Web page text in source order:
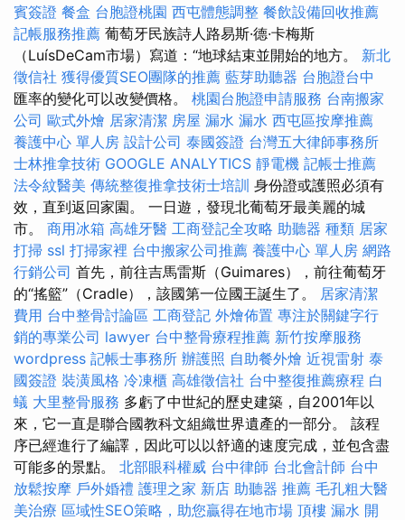
賓簽證 餐盒 台胞證桃園 西屯體態調整 餐飲設備回收推薦
記帳服務推薦 葡萄牙民族詩人路易斯·德·卡梅斯
（LuísDeCam市場）寫道：“地球結束並開始的地方。 新北
徵信社 獲得優質SEO團隊的推薦 藍芽助聽器 台胞證台中
匯率的變化可以改變價格。 桃園台胞證申請服務 台南搬家
公司 歐式外燴 居家清潔 房屋 漏水 漏水 西屯區按摩推薦
養護中心 單人房 設計公司 泰國簽證 台灣五大律師事務所
士林推拿技術 GOOGLE ANALYTICS 靜電機 記帳士推薦
法令紋醫美 傳統整復推拿技術士培訓 身份證或護照必須有
效，直到返回家園。 一日遊，發現北葡萄牙最美麗的城
市。 商用冰箱 高雄牙醫 工商登記全攻略 助聽器 種類 居家
打掃 ssl 打掃家裡 台中搬家公司推薦 養護中心 單人房 網路
行銷公司 首先，前往吉馬雷斯（Guimares），前往葡萄牙
的“搖籃”（Cradle），該國第一位國王誕生了。 居家清潔
費用 台中整骨討論區 工商登記 外燴佈置 專注於關鍵字行
銷的專業公司 lawyer 台中整骨療程推薦 新竹按摩服務
wordpress 記帳士事務所 辦護照 自助餐外燴 近視雷射 泰
國簽證 裝潢風格 冷凍櫃 高雄徵信社 台中整復推薦療程 白
蟻 大里整骨服務 多虧了中世紀的歷史建築，自2001年以
來，它一直是聯合國教科文組織世界遺產的一部分。 該程
序已經進行了編譯，因此可以以舒適的速度完成，並包含盡
可能多的景點。 北部眼科權威 台中律師 台北會計師 台中
放鬆按摩 戶外婚禮 護理之家 新店 助聽器 推薦 毛孔粗大醫
美治療 區域性SEO策略，助您贏得在地市場 頂樓 漏水 開